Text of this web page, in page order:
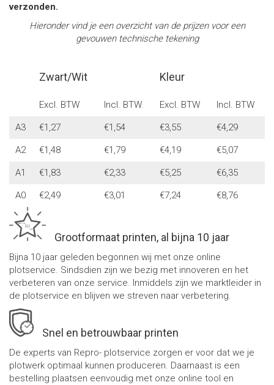
verzonden.
Hieronder vind je een overzicht van de prijzen voor een
gevouwen technische tekening
Zwart/Wit Kleur
Excl. BTW Incl. BTW. Excl. BTW Incl. BTW
A3 €1,27 €1,54 €3,55 €4,29
A2 €1,48 €1,79 €4,19 €5,07
A1 €1,83 €2,33 €5,25 €6,35
A0 €2,49 €3,01 €7,24 €8,76
Grootformaat printen, al bijna 10 jaar
Bijna 10 jaar geleden begonnen wij met onze online
plotservice. Sindsdien zijn we bezig met innoveren en het
verbeteren van onze service. Inmiddels zijn we marktleider in
de plotservice en blijven we streven naar verbetering.
Snel en betrouwbaar printen
De experts van Repro- plotservice zorgen er voor dat we je
plotwerk optimaal kunnen produceren. Daarnaast is een
bestelling plaatsen eenvoudig met onze online tool en